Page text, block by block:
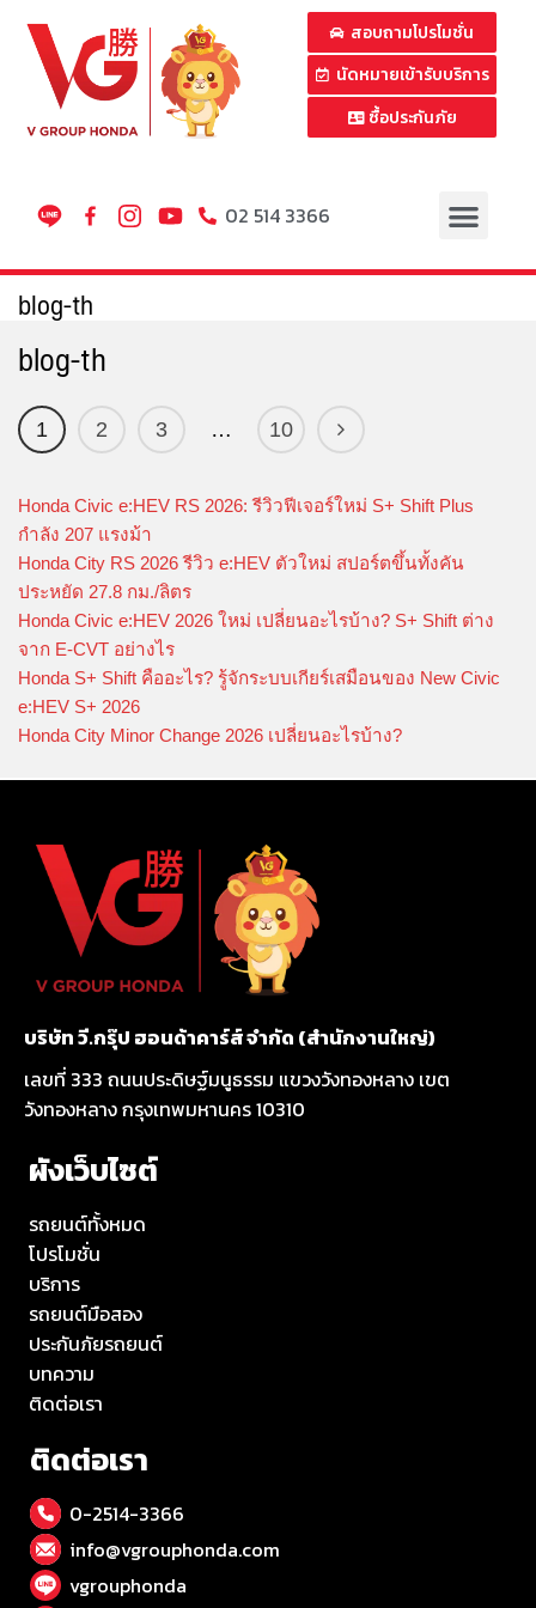
สอบถามโปรโมชั่น
นัดหมายเข้ารับบริการ
ซื้อประกันภัย
02 514 3366
blog-th
blog-th
1 2 3 … 10
Honda Civic e:HEV RS 2026: รีวิวฟีเจอร์ใหม่ S+ Shift Plus
กำลัง 207 แรงม้า
Honda City RS 2026 รีวิว e:HEV ตัวใหม่ สปอร์ตขึ้นทั้งคัน
ประหยัด 27.8 กม./ลิตร
Honda Civic e:HEV 2026 ใหม่ เปลี่ยนอะไรบ้าง? S+ Shift ต่าง
จาก E-CVT อย่างไร
Honda S+ Shift คืออะไร? รู้จักระบบเกียร์เสมือนของ New Civic
e:HEV S+ 2026
Honda City Minor Change 2026 เปลี่ยนอะไรบ้าง?
บริษัท วี.กรุ๊ป ฮอนด้าคาร์ส์ จำกัด (สำนักงานใหญ่)
เลขที่ 333 ถนนประดิษฐ์มนูธรรม แขวงวังทองหลาง เขต
วังทองหลาง กรุงเทพมหานคร 10310
ผังเว็บไซต์
รถยนต์ทั้งหมด
โปรโมชั่น
บริการ
รถยนต์มือสอง
ประกันภัยรถยนต์
บทความ
ติดต่อเรา
ติดต่อเรา
0-2514-3366
info@vgrouphonda.com
vgrouphonda